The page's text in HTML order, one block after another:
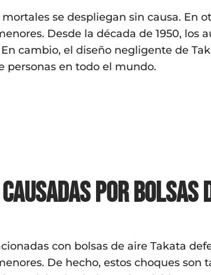
se despliegan sin causa. En
Desde la década de 1950, los
cambio, el diseño negligente de
personas en todo el mundo.
por bolsas
con bolsas de aire Takata
De hecho, estos choques son